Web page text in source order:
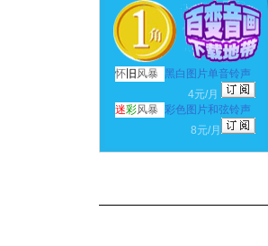
怀 旧 风暴
黑白图片单音铃声
4元/月
迷彩风暴 彩色图片和弦铃声
8元/月